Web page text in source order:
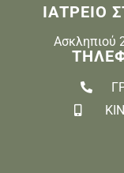
ΙΑΤΡΕΙΟ
Ασκληπιού